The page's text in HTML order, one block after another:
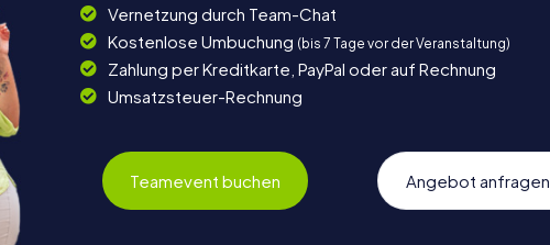
Vernetzung durch Team-Chat
Kostenlose Umbuchung (bis 7 Tage vor der Veranstaltung)
Zahlung per Kreditkarte, PayPal oder auf Rechnung
Umsatzsteuer-Rechnung
Teamevent buchen Angebot anfragen